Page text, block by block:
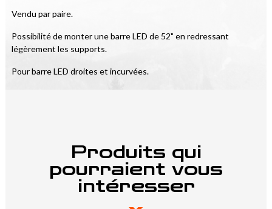
Vendu par paire.
Possibilité de monter une barre LED de 52" en redressant
légèrement les supports.
Pour barre LED droites et incurvées.
Produits qui
pourraient vous
intéresser